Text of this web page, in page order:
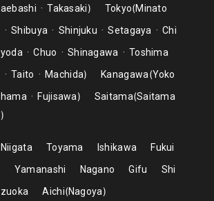
aebashi
Takasaki Tokyo Minato
Shibuya
Shinjuku Setagaya
Chi
yoda
Chuo Shinagawa
Toshima
Taito
Machida Kanagawa Yoko
hama
Fujisawa Saitama Saitama
Niigata Toyama Ishikawa
Fukui
Yamanashi
Nagano Gifu
Shi
zuoka
Aichi Nagoya